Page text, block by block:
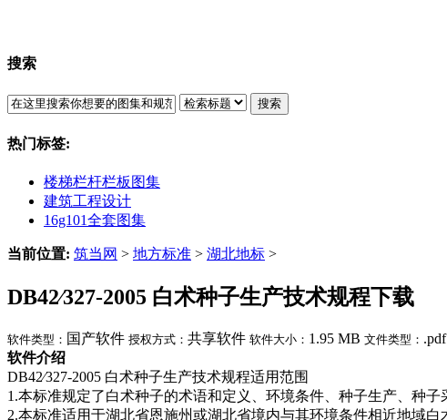
搜索
搜索
热门标签:
楼梯栏杆栏板图集
建筑工程设计
16g101全套图集
当前位置: 筑当网 > 地方标准 > 湖北地标 >
DB42∕327-2005 白术种子生产技术规程下载
软件类型： 国产软件 授权方式： 共享软件 软件大小： 1.95 MB 文件类型： .pdf
软件介绍
DB42∕327-2005 白术种子生产技术规程适用范围
1.本标准规定了白术种子的术语和定义、环境条件、种子生产、种
2.本标准适用于湖北省恩施州或湖北省境内与其环境条件相近地域白